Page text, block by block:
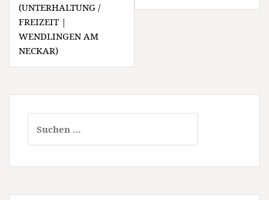
(UNTERHALTUNG /
FREIZEIT |
WENDLINGEN AM
NECKAR)
nach: